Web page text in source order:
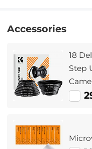
Accessories
18
Step